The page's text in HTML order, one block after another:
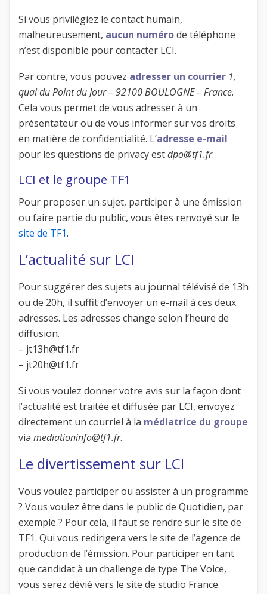
Si vous privilégiez le contact humain,
malheureusement, aucun numérode téléphone
n’est disponible pour contacter LCI.
Par contre, vous pouvez adresser un courrier 1,
quai du Point du Jour – 92100 BOULOGNE – France.
Cela vous permet de vous adresser à un
présentateur ou de vous informer sur vos droits
en matière de confidentialité. L’adresse e-mail
pour les questions de privacy estdpo@tf1.fr.
LCI et le groupe TF1
Pour proposer un sujet, participer à une émission
ou faire partie du public, vous êtes renvoyé sur le
site de TF1.
L’actualité sur LCI
Pour suggérer des sujets au journal télévisé de 13h
ou de 20h, il suffit d’envoyer un e-mail à ces deux
adresses. Les adresses change selon l’heure de
diffusion.
– jt13h@tf1.fr
– jt20h@tf1.fr
Si vous voulez donner votre avis sur la façon dont
l’actualité est traitée et diffusée par LCI, envoyez
directement un courriel à la médiatrice du groupe
via mediationinfo@tf1.fr.
Le divertissement sur LCI
Vous voulez participer ou assister à un programme
? Vous voulez être dans le public de Quotidien, par
exemple ? Pour cela, il faut se rendre sur le site de
TF1. Qui vous redirigera vers le site de l’agence de
production de l’émission. Pour participer en tant
que candidat à un challenge de type The Voice,
vous serez dévié vers le site de studio France.